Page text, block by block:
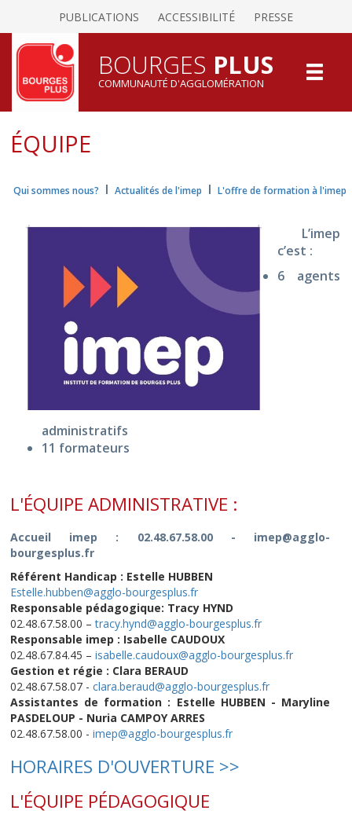
PUBLICATIONS ACCESSIBILITÉ PRESSE
BOURGES PLUS
COMMUNAUTÉ D'AGGLOMÉRATION
ÉQUIPE
Qui sommes nous? I Actualités de l'imep I L'offre de formation à l'imep
L’imep
c’est :
6 agents
administratifs
11 formateurs
L'ÉQUIPE ADMINISTRATIVE :
Accueil imep : 02.48.67.58.00 - imep@agglo-
bourgesplus.fr
Référent Handicap : Estelle HUBBEN
Estelle.hubben@agglo-bourgesplus.fr
Responsable pédagogique: Tracy HYND
02.48.67.58.00 –tracy.hynd@agglo-bourgesplus.fr
Responsable imep : Isabelle CAUDOUX
02.48.67.84.45 – isabelle.caudoux@agglo-bourgesplus.fr
Gestion et régie : Clara BERAUD
02.48.67.58.07 - clara.beraud@agglo-bourgesplus.fr
Assistantes de formation : Estelle HUBBEN - Maryline
PASDELOUP - Nuria CAMPOY ARRES
02.48.67.58.00 - imep@agglo-bourgesplus.fr
HORAIRES D'OUVERTURE >>
L'ÉQUIPE PÉDAGOGIQUE